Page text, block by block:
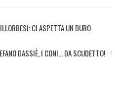
CI ASPETTA UN DURO
DASSIÈ, I CONI… DA SCUDETTO!